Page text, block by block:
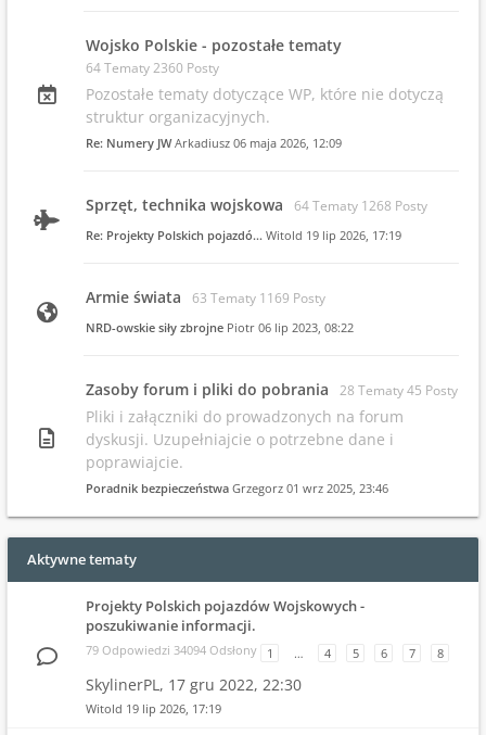
Wojsko Polskie - pozostałe tematy
64 Tematy 2360 Posty
Pozostałe tematy dotyczące WP, które nie dotyczą
struktur organizacyjnych.
Re: Numery JW Arkadiusz 06 maja 2026, 12:09
Sprzęt, technika wojskowa 64 Tematy 1268 Posty
Re: Projekty Polskich pojazdó… Witold 19 lip 2026, 17:19
Armie świata 63 Tematy 1169 Posty
NRD-owskie siły zbrojne Piotr 06 lip 2023, 08:22
Zasoby forum i pliki do pobrania 28 Tematy 45 Posty
Pliki i załączniki do prowadzonych na forum
dyskusji. Uzupełniajcie o potrzebne dane i
poprawiajcie.
Poradnik bezpieczeństwa Grzegorz 01 wrz 2025, 23:46
Aktywne tematy
Projekty Polskich pojazdów Wojskowych -
poszukiwanie informacji.
79 Odpowiedzi 34094 Odsłony 1 … 4 5 6 7 8
SkylinerPL, 17 gru 2022, 22:30
Witold 19 lip 2026, 17:19